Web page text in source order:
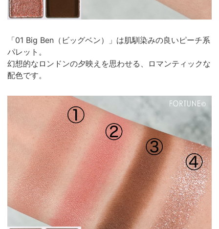
「01 Big Ben（ビッグベン）」は肌馴染みの良いピーチ系
パレット。
幻想的なロンドンの夕映えを思わせる、ロマンティックな
配色です。